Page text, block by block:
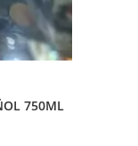
750ML